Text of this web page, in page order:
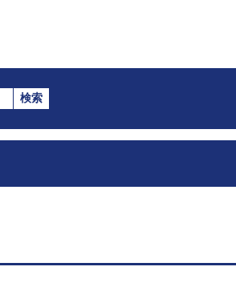
検索